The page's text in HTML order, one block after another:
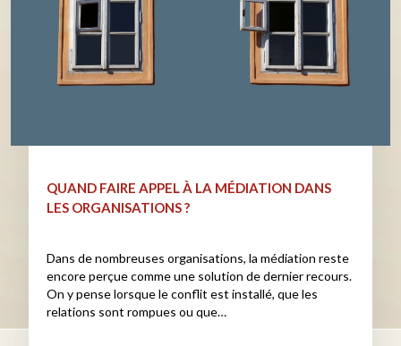
QUAND FAIRE APPEL À LA MÉDIATION DANS
LES ORGANISATIONS ?
Dans de nombreuses organisations, la médiation reste
encore perçue comme une solution de dernier recours.
On y pense lorsque le conflit est installé, que les
relations sont rompues ou que…